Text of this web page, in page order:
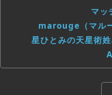
マッ
marouge（マル
星ひとみの天星術